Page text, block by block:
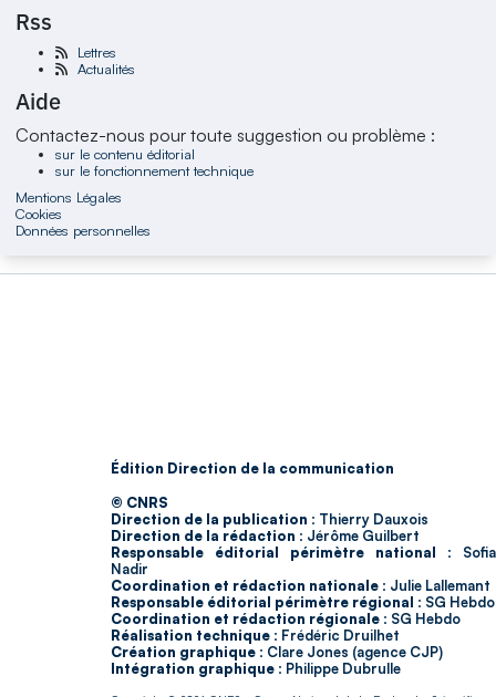
Rss
Lettres
Actualités
Aide
Contactez-nous pour toute suggestion ou problème :
sur le contenu éditorial
sur le fonctionnement technique
Mentions Légales
Cookies
Données personnelles
Édition Direction de la communication
© CNRS
Direction de la publication : Thierry Dauxois
Direction de la rédaction : Jérôme Guilbert
Responsable éditorial périmètre national : Sofia
Nadir
Coordination et rédaction nationale : Julie Lallemant
Responsable éditorial périmètre régional : SG Hebdo
Coordination et rédaction régionale : SG Hebdo
Réalisation technique : Frédéric Druilhet
Création graphique : Clare Jones (agence CJP)
Intégration graphique : Philippe Dubrulle